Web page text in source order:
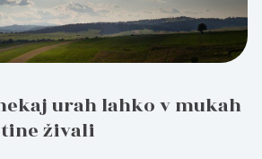
urah lahko v mukah
živali